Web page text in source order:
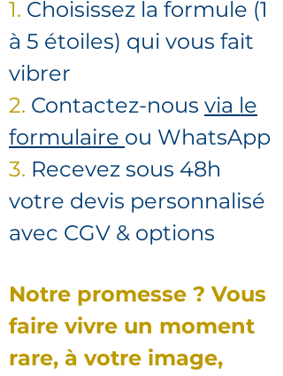
1. Choisissez la formule (1
à 5 étoiles) qui vous fait
vibrer
2. Contactez-nous via le
formulaire ou WhatsApp
3. Recevez sous 48h
votre devis personnalisé
avec CGV & options
Notre promesse ? Vous
faire vivre un moment
rare, à votre image,